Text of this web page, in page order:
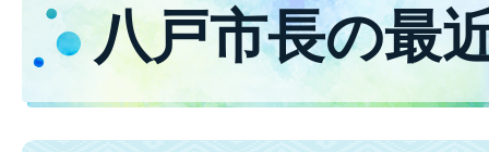
八戸市長の最